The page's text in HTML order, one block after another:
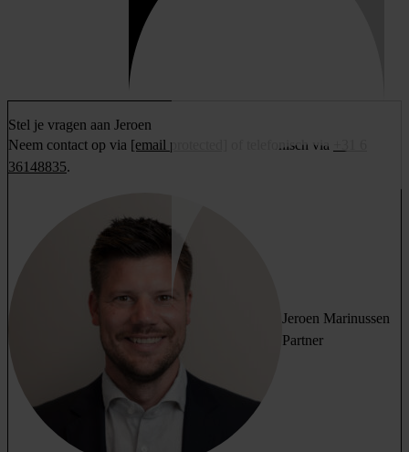
Stel je vragen aan Jeroen
Neem contact op via [email protected] of telefonisch via
36148835.
Jeroen Marinussen
Partner